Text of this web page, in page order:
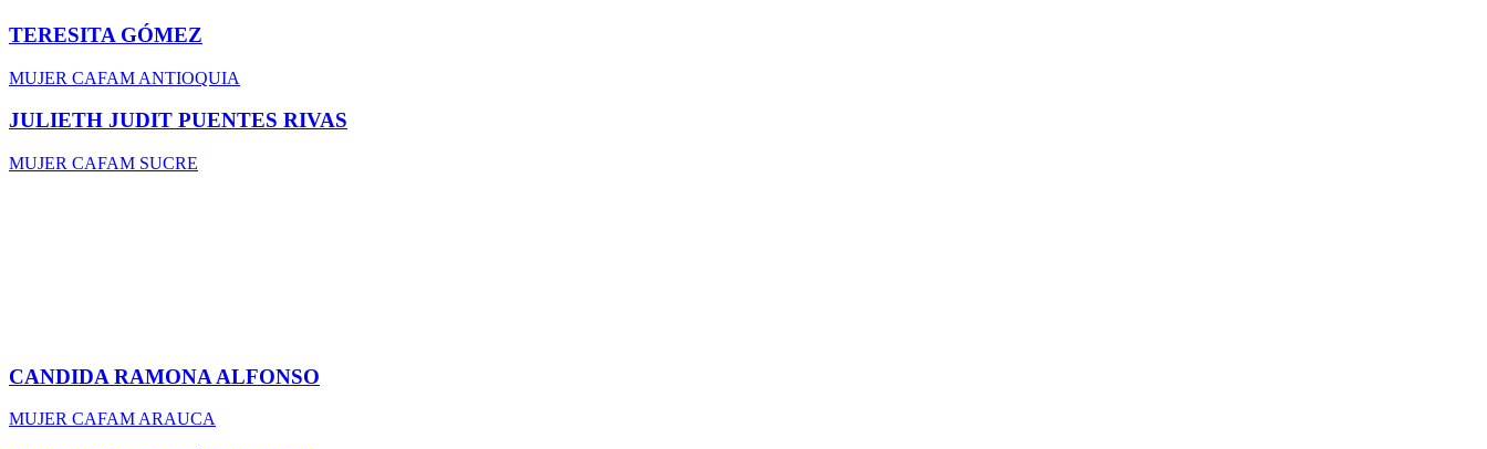
TERESITA GÓMEZ
MUJER CAFAM ANTIOQUIA
JULIETH JUDIT PUENTES RIVAS
MUJER CAFAM SUCRE
CANDIDA RAMONA ALFONSO
MUJER CAFAM ARAUCA